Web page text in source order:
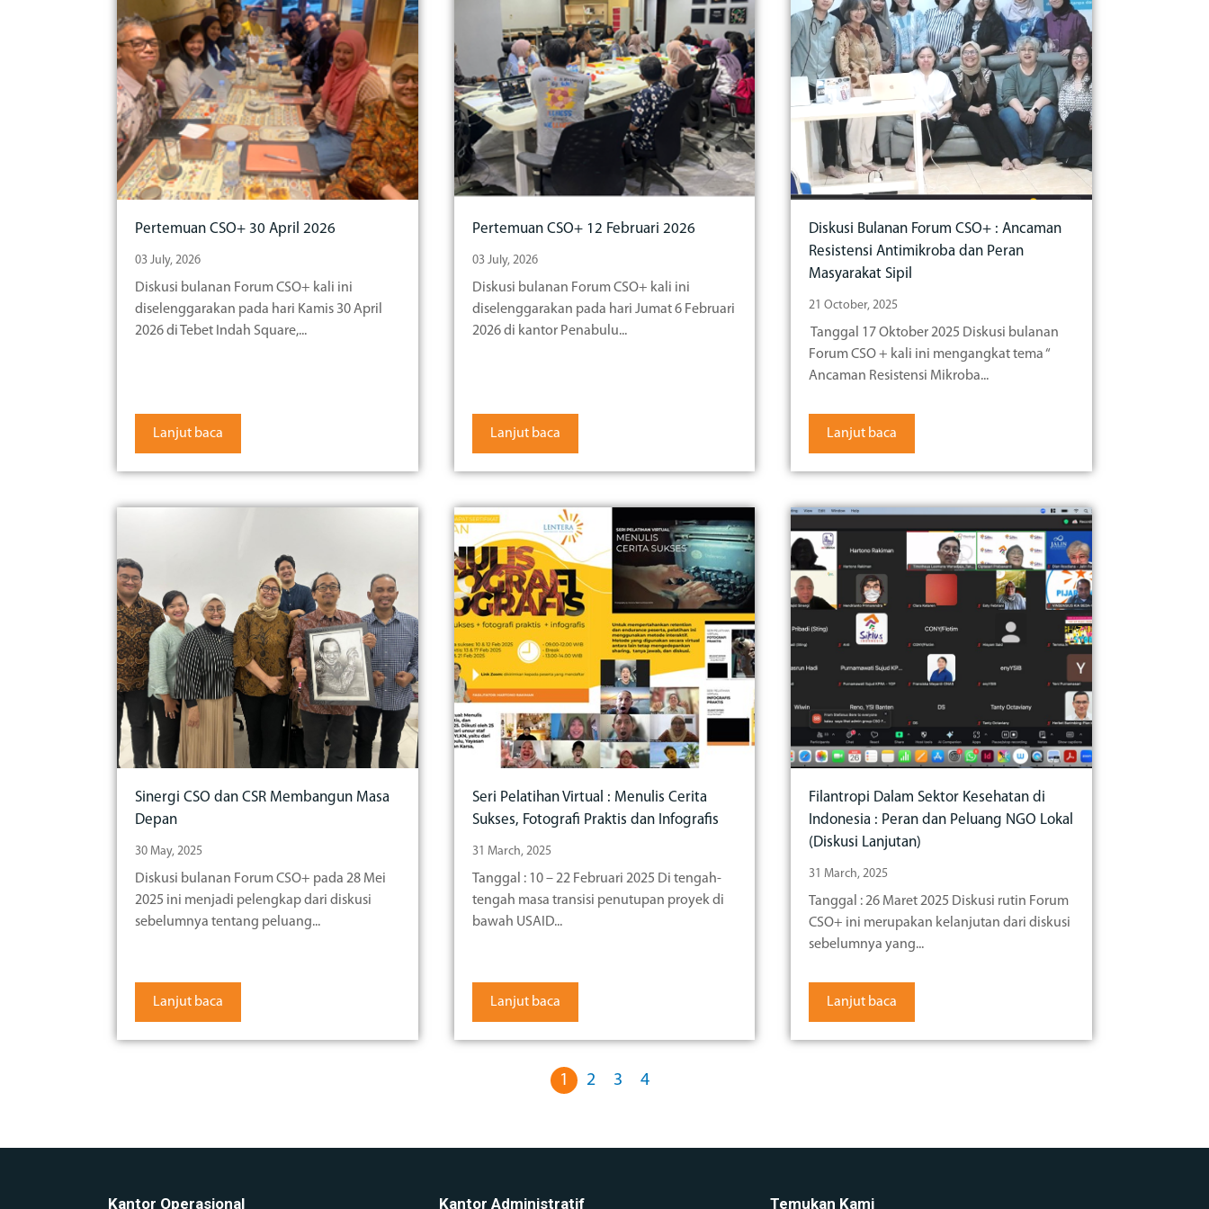
Pertemuan CSO+ 30 April 2026
03 July, 2026
Diskusi bulanan Forum CSO+ kali ini
diselenggarakan pada hari Kamis 30 April
2026 di Tebet Indah Square,...
Lanjut baca
Pertemuan CSO+ 12 Februari 2026
03 July, 2026
Diskusi bulanan Forum CSO+ kali ini
diselenggarakan pada hari Jumat 6 Februari
2026 di kantor Penabulu...
Lanjut baca
Diskusi Bulanan Forum CSO+ : Ancaman
Resistensi Antimikroba dan Peran
Masyarakat Sipil
21 October, 2025
Tanggal 17 Oktober 2025 Diskusi bulanan
Forum CSO + kali ini mengangkat tema “
Ancaman Resistensi Mikroba...
Lanjut baca
Sinergi CSO dan CSR Membangun Masa
Depan
30 May, 2025
Diskusi bulanan Forum CSO+ pada 28 Mei
2025 ini menjadi pelengkap dari diskusi
sebelumnya tentang peluang...
Lanjut baca
Seri Pelatihan Virtual : Menulis Cerita
Sukses, Fotografi Praktis dan Infografis
31 March, 2025
Tanggal : 10 – 22 Februari 2025 Di tengah-
tengah masa transisi penutupan proyek di
bawah USAID...
Lanjut baca
Filantropi Dalam Sektor Kesehatan di
Indonesia : Peran dan Peluang NGO Lokal
(Diskusi Lanjutan)
31 March, 2025
Tanggal : 26 Maret 2025 Diskusi rutin Forum
CSO+ ini merupakan kelanjutan dari diskusi
sebelumnya yang...
Lanjut baca
1 2 3 4
Kantor Operasional Kantor Administratif Temukan Kami